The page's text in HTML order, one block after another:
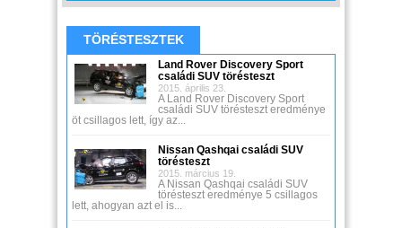
TÖRÉSTESZTEK
Land Rover Discovery Sport
családi SUV törésteszt
2015. április 23.
A Land Rover Discovery Sport
családi SUV törésteszt eredménye
öt csillagos lett, így az...
Nissan Qashqai családi SUV
törésteszt
2015. március 19.
A Nissan Qashqai családi SUV
törésteszt eredménye 5 csillagos
lett, ahogyan azt el is...